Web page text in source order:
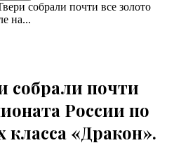
собрали почти все золото
на...
собрали почти
России по
класса «Дракон».